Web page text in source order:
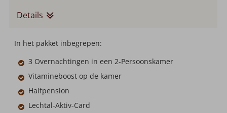
Details
In het pakket inbegrepen:
3 Overnachtingen in een 2-Persoonskamer
Vitamineboost op de kamer
Halfpension
Lechtal-Aktiv-Card